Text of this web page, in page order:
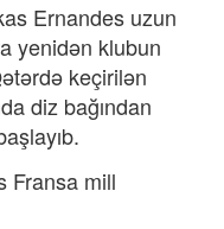
Ernandes uzun
yenidən klubun
keçirilən
diz bağından
Fransa mill